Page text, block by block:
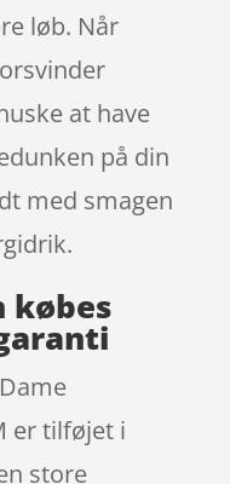
løb. Når
at have
på din
med smagen
købes
er tilføjet i
store